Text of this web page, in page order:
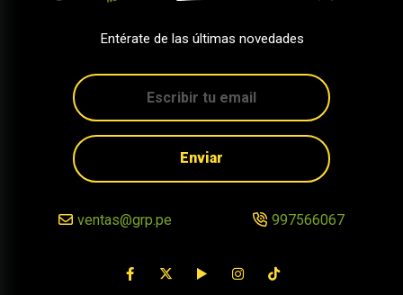
Entérate de las últimas novedades
Enviar
ventas@grp.pe 997566067